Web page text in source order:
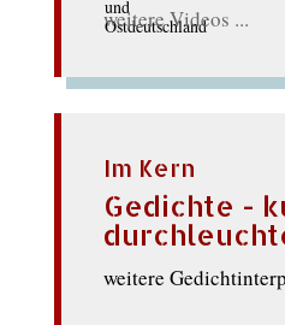
weitere Videos ...
Im Kern
Gedichte -
weitere